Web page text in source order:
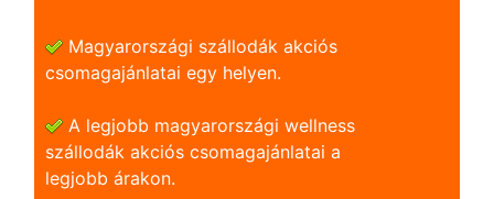
Magyarországi szállodák akciós
csomagajánlatai egy helyen.
A legjobb magyarországi wellness
szállodák akciós csomagajánlatai a
legjobb árakon.